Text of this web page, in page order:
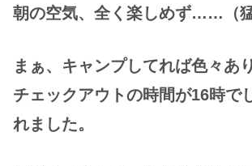
朝の空気、全く楽しめず……（猛
まぁ、キャンプしてれば色々あ
チェックアウトの時間が16時で
れました。